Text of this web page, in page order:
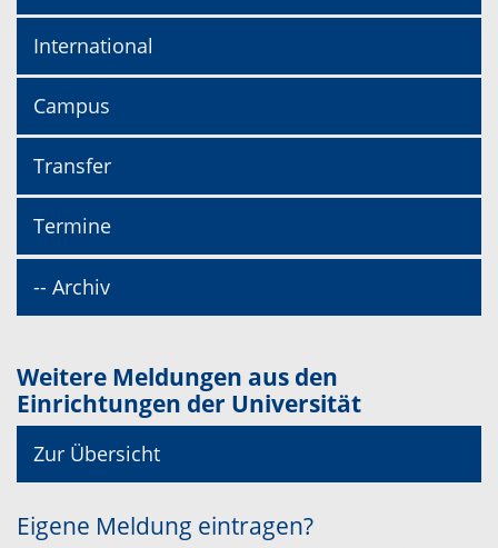
International
Campus
Transfer
Termine
-- Archiv
Weitere Meldungen aus den
Einrichtungen der Universität
Zur Übersicht
Eigene Meldung eintragen?